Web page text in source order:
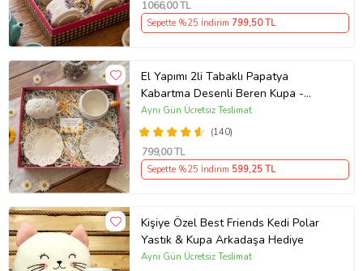
1066,00 TL
Sepette %25 İndirim 799,50 TL
El Yapımı 2li Tabaklı Papatya
Kabartma Desenli Beren Kupa -
Seviyor Sevmiyor
(140)
Aynı Gün Ücretsiz Teslimat
799,00 TL
Sepette %25 İndirim 599,25 TL
Kişiye Özel Best Friends Kedi Polar
Yastık & Kupa Arkadaşa Hediye
Aynı Gün Ücretsiz Teslimat